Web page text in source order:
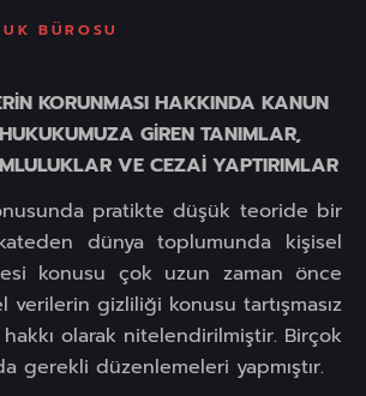
BÜROSU
KORUNMASI HAKKINDA KANUN
GİREN TANIMLAR,
VE CEZAİ YAPTIRIMLAR
pratikte düşük teoride bir
dünya toplumunda kişisel
konusu çok uzun zaman önce
verilerin gizliliği konusu tartışmasız
olarak nitelendirilmiştir. Birçok
gerekli düzenlemeleri yapmıştır.